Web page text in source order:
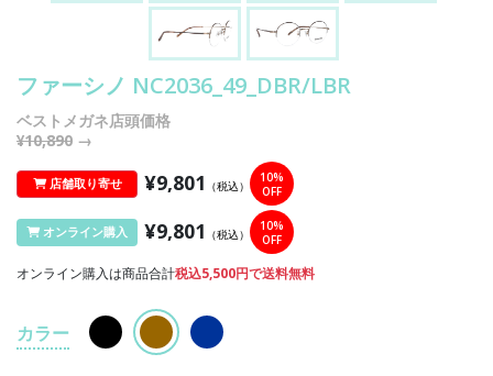
ファーシノ NC2036_49_DBR/LBR
ベストメガネ店頭価格
¥10,890 →
店舗取り寄せ ¥9,801 （税込）
10%
OFF
オンライン購入 ¥9,801 （税込）
10%
OFF
オンライン購入は商品合計税込5,500円で送料無料
カラー